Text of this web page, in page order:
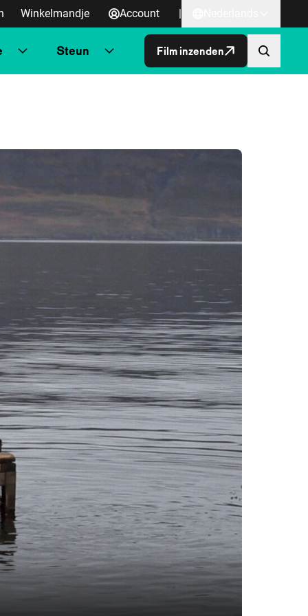
Winkelmandje Account |
Steun Film inzenden